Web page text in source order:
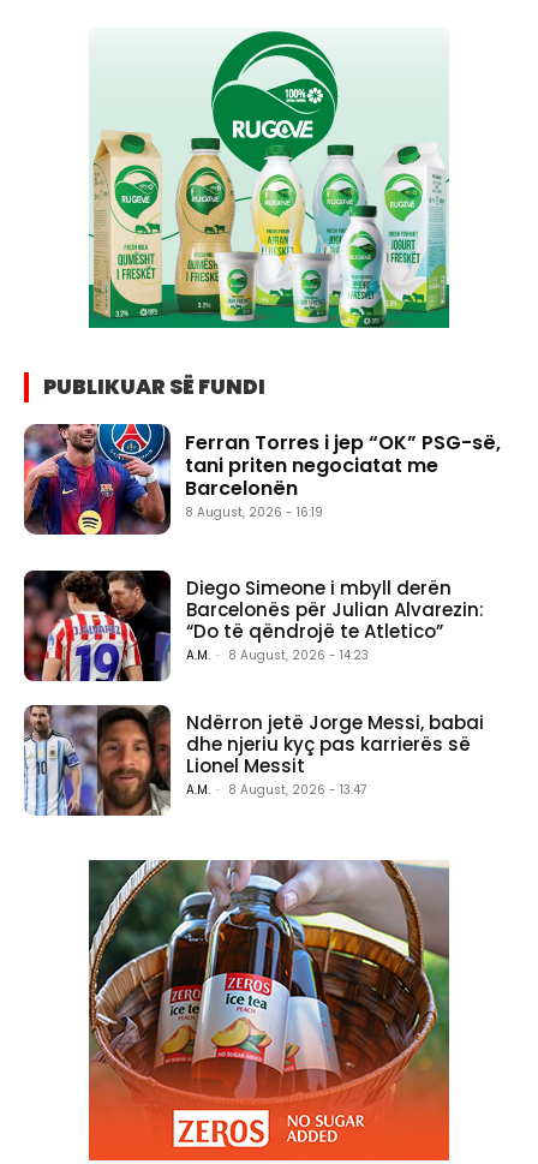
PUBLIKUAR SË FUNDI
Ferran Torres i jep “OK” PSG-së,
tani priten negociatat me
Barcelonën
8 August, 2026 - 16:19
Diego Simeone i mbyll derën
Barcelonës për Julian Alvarezin:
“Do të qëndrojë te Atletico”
A.M. - 8 August, 2026 - 14:23
Ndërron jetë Jorge Messi, babai
dhe njeriu kyç pas karrierës së
Lionel Messit
A.M. - 8 August, 2026 - 13:47